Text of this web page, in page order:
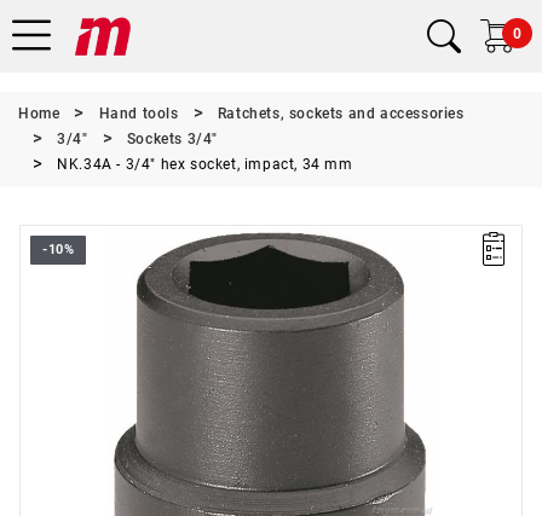
0
Home Hand tools
Ratchets, sockets and accessories
3/4"
Sockets 3/4"
NK.34A - 3/4" hex socket, impact, 34 mm
-10%